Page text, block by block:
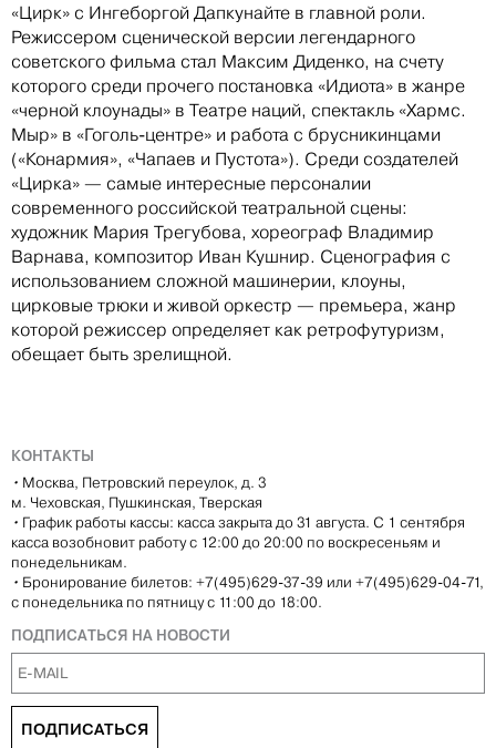
«Цирк» с Ингеборгой Дапкунайте в главной роли.
Режиссером сценической версии легендарного
советского фильма стал Максим Диденко, на счету
которого среди прочего постановка «Идиота» в жанре
«черной клоунады» в Театре наций, спектакль «Хармс.
Мыр» в «Гоголь-центре» и работа с брусникинцами
(«Конармия», «Чапаев и Пустота»). Среди создателей
«Цирка» — самые интересные персоналии
современного российской театральной сцены:
художник Мария Трегубова, хореограф Владимир
Варнава, композитор Иван Кушнир. Сценография с
использованием сложной машинерии, клоуны,
цирковые трюки и живой оркестр — премьера, жанр
которой режиссер определяет как ретрофутуризм,
обещает быть зрелищной.
КОНТАКТЫ
• Москва, Петровский переулок, д. 3
м. Чеховская, Пушкинская, Тверская
• График работы кассы: касса закрыта до 31 августа. С 1 сентября
касса возобновит работу с 12:00 до 20:00 по воскресеньям и
понедельникам.
• Бронирование билетов: +7(495)629-37-39 или +7(495)629-04-71,
с понедельника по пятницу с 11:00 до 18:00.
ПОДПИСАТЬСЯ НА НОВОСТИ
ПОДПИСАТЬСЯ